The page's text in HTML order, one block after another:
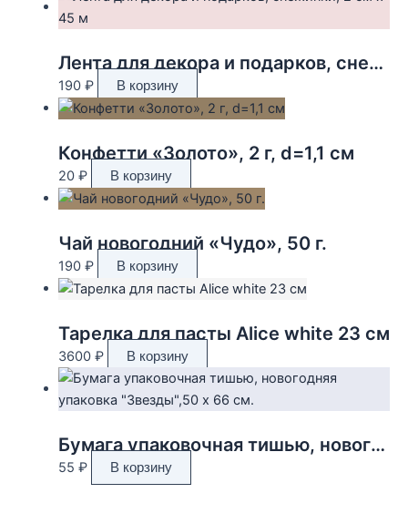
Лента для декора и подарков, снежинки, 2 см х 45 м
190 ₽ В корзину
Конфетти «Золото», 2 г, d=1,1 см
20 ₽ В корзину
Чай новогодний «Чудо», 50 г.
190 ₽ В корзину
Тарелка для пасты Alice white 23 см
3600 ₽ В корзину
Бумага упаковочная тишью, новогодняя упаковка «Звезды»,50 х 66 см.
55 ₽ В корзину